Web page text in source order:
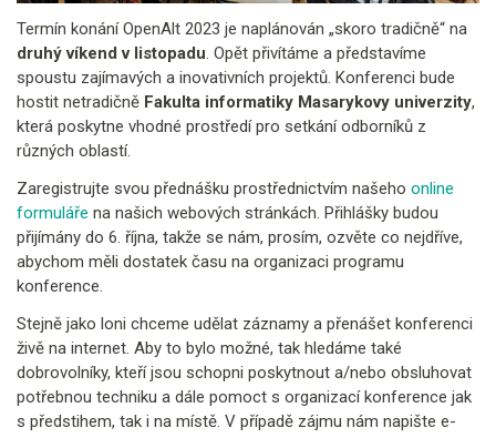
Termín konání OpenAlt 2023 je naplánován „skoro tradičně“ na
druhý víkend v listopadu. Opět přivítáme a představíme
spoustu zajímavých a inovativních projektů. Konferenci bude
hostit netradičně Fakulta informatiky Masarykovy univerzity,
která poskytne vhodné prostředí pro setkání odborníků z
různých oblastí.
Zaregistrujte svou přednášku prostřednictvím našeho online
formuláře na našich webových stránkách. Přihlášky budou
přijímány do 6. října, takže se nám, prosím, ozvěte co nejdříve,
abychom měli dostatek času na organizaci programu
konference.
Stejně jako loni chceme udělat záznamy a přenášet konferenci
živě na internet. Aby to bylo možné, tak hledáme také
dobrovolníky, kteří jsou schopni poskytnout a/nebo obsluhovat
potřebnou techniku a dále pomoct s organizací konference jak
s předstihem, tak i na místě. V případě zájmu nám napište e-